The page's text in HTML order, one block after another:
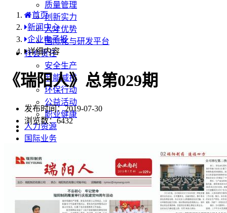
质量管理
创新实力
人才优势
国际化与研发平台
社会责任
安全生产
节能减排
环保行动
公益活动
职业健康
人力资源
国际业务
不良反应/事件上报
药品说明书安全项修订告知
药品说明书查询
药物警戒
首页
新闻中心
企业电子报
详细内容
《瑞阳人》总第029期
发布时间：2019-07-30
浏览数：6432